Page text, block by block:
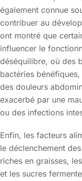
également connue
contribuer au
ont montré que
influencer le
déséquilibre, où des
bactéries
des douleurs
exacerbé par une
ou des infections
Enfin, les facteurs
le déclenchement
riches en graisses,
et les sucres